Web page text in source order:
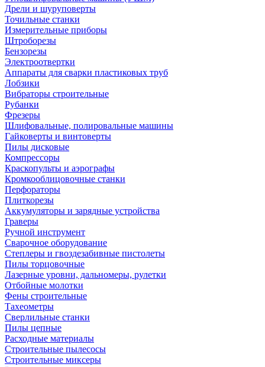
Дрели и шуруповерты
Точильные станки
Измерительные приборы
Штроборезы
Бензорезы
Электроотвертки
Аппараты для сварки пластиковых труб
Лобзики
Вибраторы строительные
Рубанки
Фрезеры
Шлифовальные, полировальные машины
Гайковерты и винтоверты
Пилы дисковые
Компрессоры
Краскопульты и аэрографы
Кромкооблицовочные станки
Перфораторы
Плиткорезы
Аккумуляторы и зарядные устройства
Граверы
Ручной инструмент
Сварочное оборудование
Степлеры и гвоздезабивные пистолеты
Пилы торцовочные
Лазерные уровни, дальномеры, рулетки
Отбойные молотки
Фены строительные
Тахеометры
Сверлильные станки
Пилы цепные
Расходные материалы
Строительные пылесосы
Строительные миксеры